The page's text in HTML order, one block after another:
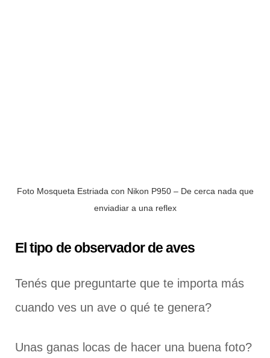
Foto Mosqueta Estriada con Nikon P950 – De cerca nada que
enviadiar a una reflex
El tipo de observador de aves
Tenés que preguntarte que te importa más
cuando ves un ave o qué te genera?
Unas ganas locas de hacer una buena foto?